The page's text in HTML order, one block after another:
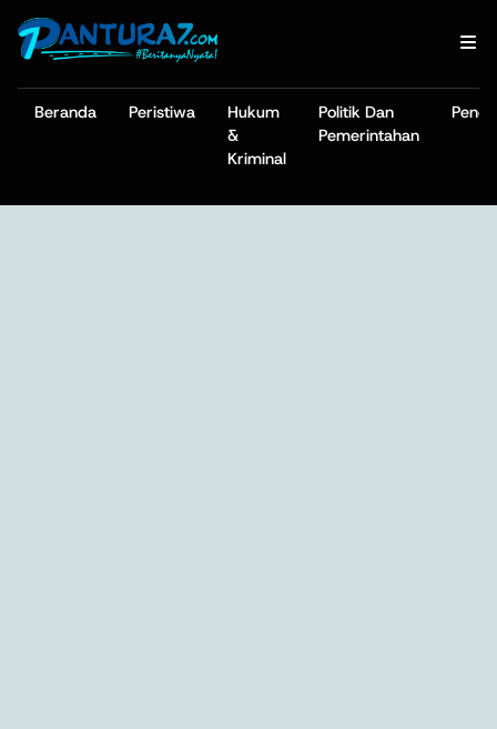
Beranda Peristiwa
Hukum
&
Kriminal
Politik Dan
Pemerintahan